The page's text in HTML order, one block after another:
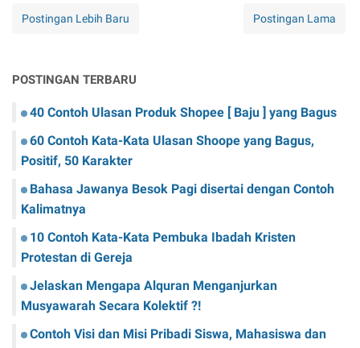
Postingan Lebih Baru Postingan Lama
POSTINGAN TERBARU
40 Contoh Ulasan Produk Shopee [ Baju ] yang Bagus
60 Contoh Kata-Kata Ulasan Shoope yang Bagus,
Positif, 50 Karakter
Bahasa Jawanya Besok Pagi disertai dengan Contoh
Kalimatnya
10 Contoh Kata-Kata Pembuka Ibadah Kristen
Protestan di Gereja
Jelaskan Mengapa Alquran Menganjurkan
Musyawarah Secara Kolektif ?!
Contoh Visi dan Misi Pribadi Siswa, Mahasiswa dan